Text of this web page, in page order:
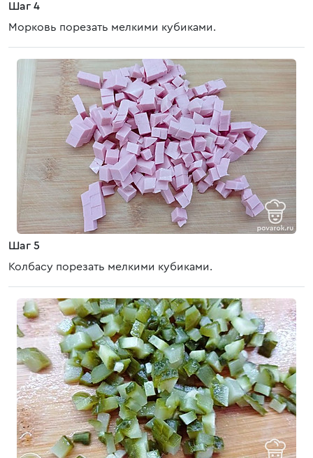
Шаг 4
Морковь порезать мелкими кубиками.
Шаг 5
Колбасу порезать мелкими кубиками.